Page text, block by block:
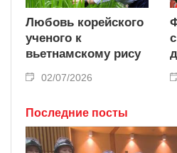
Любовь корейского
ученого к
вьетнамскому рису
02/07/2026
Последние посты